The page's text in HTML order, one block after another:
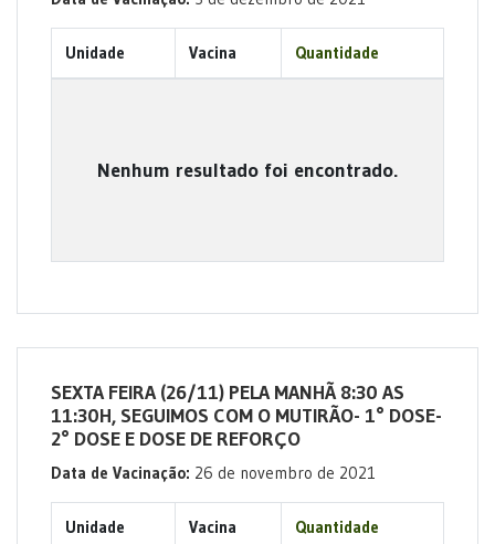
Unidade Vacina Quantidade
Nenhum resultado foi encontrado.
SEXTA FEIRA (26/11) PELA MANHÃ 8:30 AS
11:30H, SEGUIMOS COM O MUTIRÃO- 1° DOSE-
2° DOSE E DOSE DE REFORÇO
Data de Vacinação: 26 de novembro de 2021
Unidade Vacina Quantidade